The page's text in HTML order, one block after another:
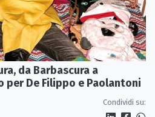
da Barbascura a
per De Filippo e Paolantoni
Condividi su: